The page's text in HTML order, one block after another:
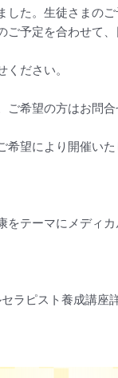
した。生徒さまの
ご予定を合わせて
ださい。
ご希望の方はお問
希望により開催い
をテーマにメディ
ラピスト養成講座